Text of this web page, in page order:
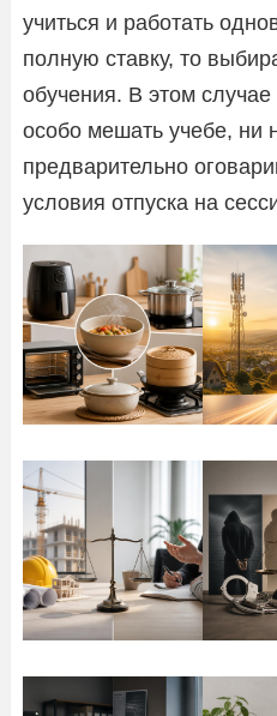
учиться и работать
полную ставку, то
обучения. В этом
особо мешать учебе, ни
предварительно
условия отпуска на